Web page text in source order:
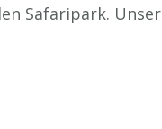
Safaripark. Unser